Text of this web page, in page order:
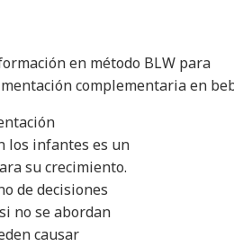
en método BLW para
complementaria en
los infantes es un
su crecimiento.
de decisiones
no se abordan
causar